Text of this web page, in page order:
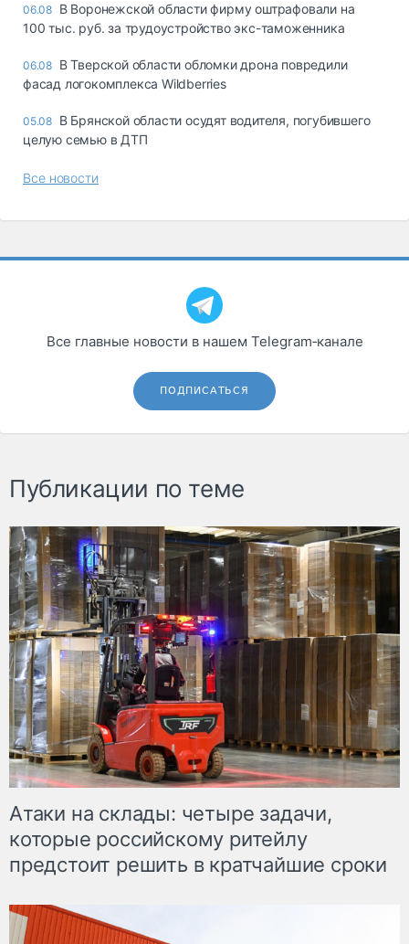
06.08 В Воронежской области фирму оштрафовали на
100 тыс. руб. за трудоустройство экс-таможенника
06.08 В Тверской области обломки дрона повредили
фасад логокомплекса Wildberries
05.08 В Брянской области осудят водителя, погубившего
целую семью в ДТП
Все новости
Все главные новости в нашем Telegram‑канале
ПОДПИСАТЬСЯ
Публикации по теме
Атаки на склады: четыре задачи,
которые российскому ритейлу
предстоит решить в кратчайшие сроки